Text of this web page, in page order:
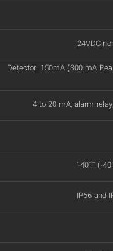
24VDC
Detector: 150mA (300 mA
4 to 20 mA, alarm
'-40˚F (-
IP66 and